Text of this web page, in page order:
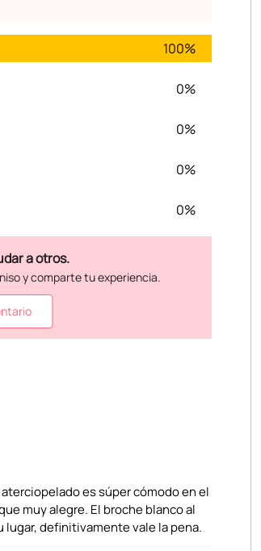
100%
0%
0%
0%
0%
es súper cómodo en el
muy alegre. El broche blanco al
lugar, definitivamente vale la pena.